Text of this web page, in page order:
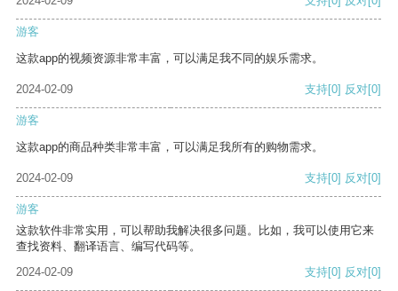
游客
这款app的视频资源非常丰富，可以满足我不同的娱乐需求。
2024-02-09 支持[0] 反对[0]
游客
这款app的商品种类非常丰富，可以满足我所有的购物需求。
2024-02-09 支持[0] 反对[0]
游客
这款软件非常实用，可以帮助我解决很多问题。比如，我可以使用它来
查找资料、翻译语言、编写代码等。
2024-02-09
支持[0] 反对[0]